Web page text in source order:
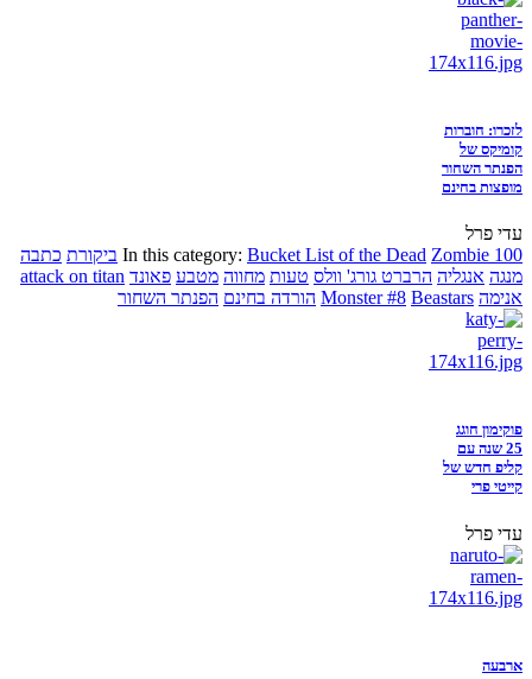
לזכרו: חוברות
קומיקס של
הפנתר השחור
מופצות בחינם
עדי פרל
In this category: Bucket List of the Dead Zombie 100 ביקורת כתבה
מנגה אנגליה הרברט גורג' וולס טעות מחווה מטבע פאונד attack on titan
אנימה
Monster #8 Beastars הורדה בחינם הפנתר השחור
פוקימון חוגג
25 שנה עם
קליפ חדש של
קייטי פרי
עדי פרל
ארבעה